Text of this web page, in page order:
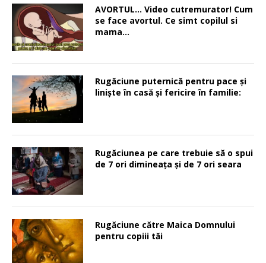
AVORTUL… Video cutremurator! Cum
se face avortul. Ce simt copilul si
mama…
Rugăciune puternică pentru pace şi
linişte în casă şi fericire în familie:
Rugăciunea pe care trebuie să o spui
de 7 ori dimineața și de 7 ori seara
Rugăciune către Maica Domnului
pentru copiii tăi